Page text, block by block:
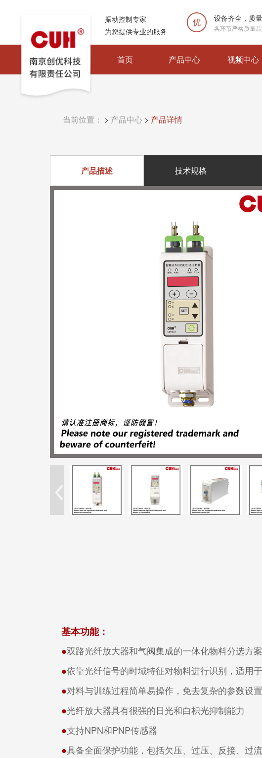
振动控制专家
为您提供专业的服务
设备齐全，质
各环节严格质量
首页 产品中心 视频中心
当前位置： > 产品中心> 产品详情
产品描述 技术规格
基本功能：
●双路光纤放大器和气阀集成的一体化物料分选方案
●依靠光纤信号的时域特征对物料进行识别，适用
●对料与训练过程简单易操作，免去复杂的参数设
●光纤放大器具有很强的日光和白枳光抑制能力
●支持NPN和PNP传感器
●具备全面保护功能，包括欠压、过压、反接、过